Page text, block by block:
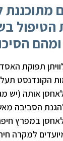
מתוכננת
הטיפול
ומהם
תפוקת
הקונדנסט
לאחסן אותה (יש
הסביבה
במפרץ
למקרה